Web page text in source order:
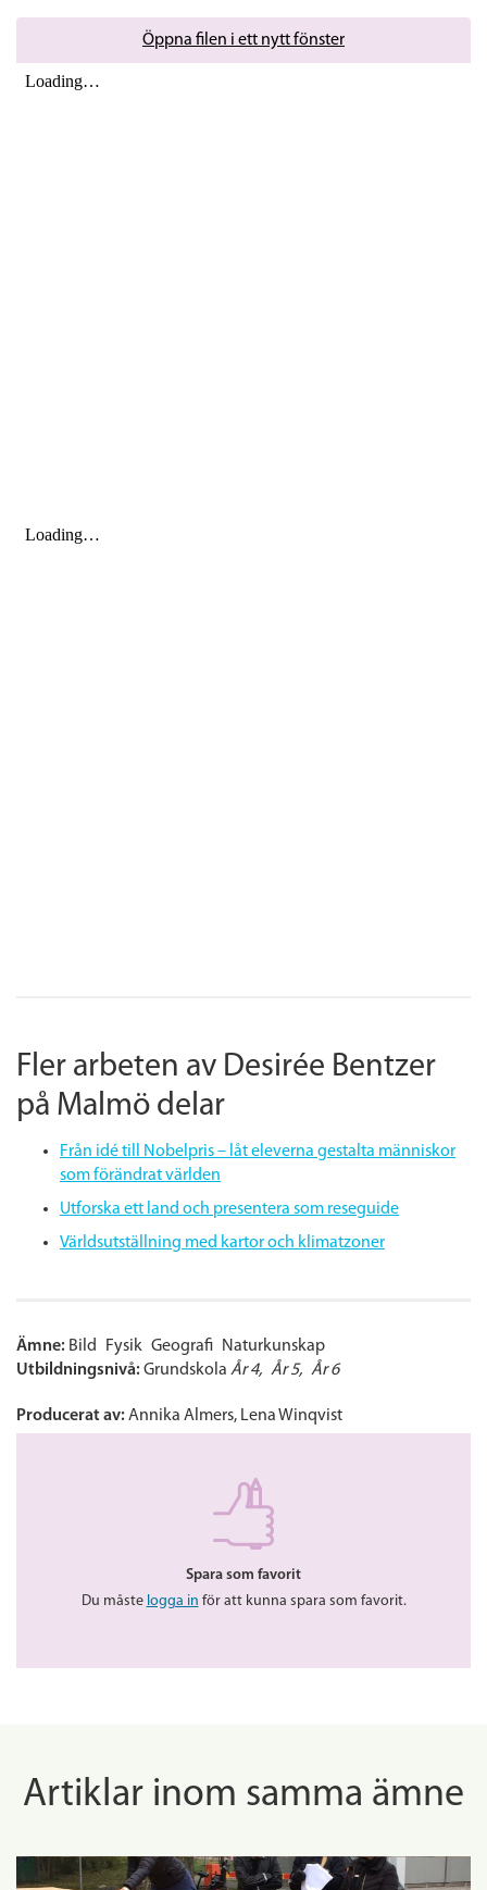
Öppna filen i ett nytt fönster
Fler arbeten av Desirée Bentzer
på Malmö delar
Från idé till Nobelpris – låt eleverna gestalta människor
som förändrat världen
Utforska ett land och presentera som reseguide
Världsutställning med kartor och klimatzoner
Ämne: Bild Fysik Geografi
Naturkunskap
Utbildningsnivå: Grundskola År 4 År 5 År 6
Producerat av: Annika Almers, Lena Winqvist
Spara som favorit
Du måste logga in för att kunna spara som favorit.
Artiklar inom samma ämne